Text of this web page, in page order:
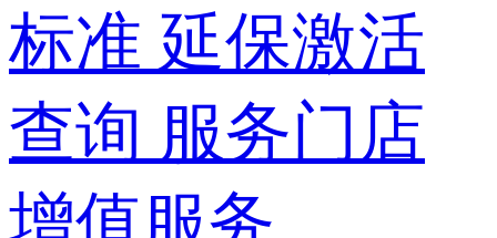
标准 延保激活
查询 服务门店
增值服务